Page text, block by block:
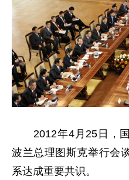
2012年4月25日，国
波兰总理图斯克举行会
系达成重要共识。